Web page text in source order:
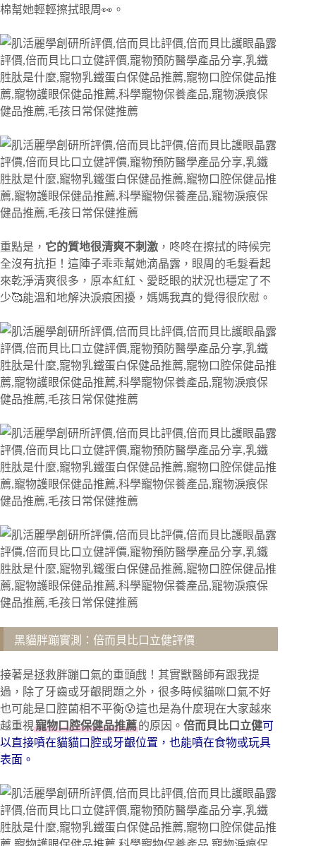
棉幫她輕輕擦拭眼周👀。
重點是， 它的質地很清爽不刺激 ，咚咚在擦拭的時候完
全沒有抗拒！這陣子乖乖幫她滴晶露，眼周的毛髮看起
來乾淨清爽很多，原本紅紅、愛眨眼的狀況也穩定了不
少🥰能溫和地解決淚痕困擾，媽媽我真的覺得很欣慰。
黑貓胖蹦實測：倍而貝比口立健評價
接著是拯救胖蹦口氣的重頭戲！其實獸醫師有跟我提
過，除了牙齒或牙齦問題之外，很多時候貓咪口氣不好
也可能是口腔菌相不平衡😰這也是為什麼現在大家越來
越重視寵物口腔保健品推薦的原因。 倍而貝比口立健可
以直接噴在貓貓口腔或牙齦位置，也能噴在食物或玩具
表面。